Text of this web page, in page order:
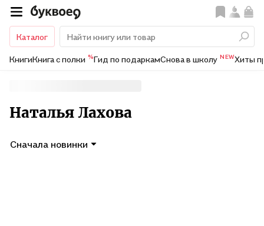
Каталог
КнигиКнига с полки %Гид по подаркамСнова в школу NEWХиты
Наталья Лахова
Сначала новинки